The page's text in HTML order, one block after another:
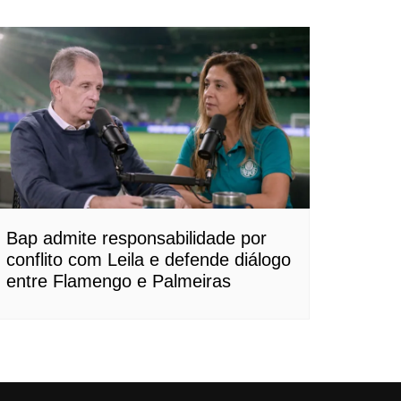
Bap admite responsabilidade por
conflito com Leila e defende diálogo
entre Flamengo e Palmeiras